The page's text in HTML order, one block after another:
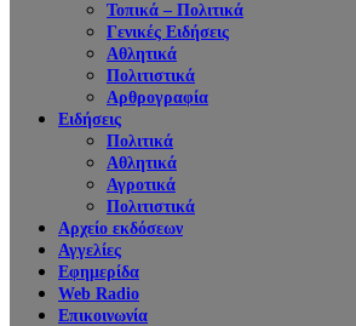
Τοπικά – Πολιτικά
Γενικές Ειδήσεις
Αθλητικά
Πολιτιστικά
Αρθρογραφία
Ειδήσεις
Πολιτικά
Αθλητικά
Αγροτικά
Πολιτιστικά
Αρχείο εκδόσεων
Αγγελίες
Εφημερίδα
Web Radio
Επικοινωνία